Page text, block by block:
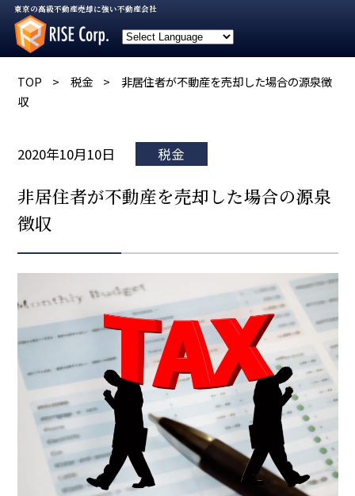
東京の高級不動産売却に強い不動産会社
TOP > 税金 >
非居住者が不動産を売却した場合の源泉徴
収
2020年10月10日 税金
非居住者が不動産を売却した場合の源泉
徴収